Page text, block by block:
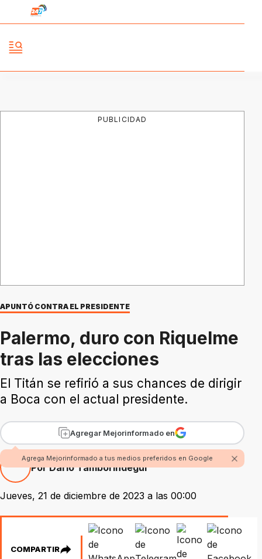
PUBLICIDAD
APUNTÓ CONTRA EL PRESIDENTE
Palermo, duro con Riquelme
tras las elecciones
El Titán se refirió a sus chances de dirigir
a Boca con el actual presidente.
Agregar Mejorinformado en
Agrega Mejorinformado a tus medios preferidos en Google
Por Darío Tamborindegui
Jueves, 21 de diciembre de 2023 a las 00:00
COMPARTIR